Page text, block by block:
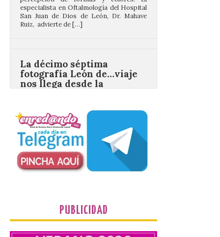
carretera CL 626 con
motivo de la marcha en
defensa de FEVE
Nueva edición de León
de…viaje. Una iniciativa
organizado por la sección
juvenil de la Asociación
Enróllate, la Asociación
Conceyu País Llionés y el Diario de
PUBLICIDAD